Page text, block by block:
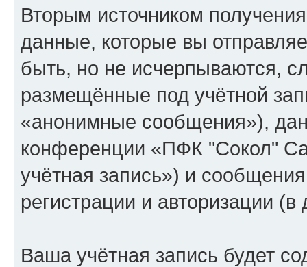
Вторым источником
данные, которые вы
быть, но не исчерпываются,
размещённые под учётной
«анонимные сообщения»),
конференции «ПФК "Сокол"
учётная запись») и
регистрации и авторизации
Ваша учётная запись будет